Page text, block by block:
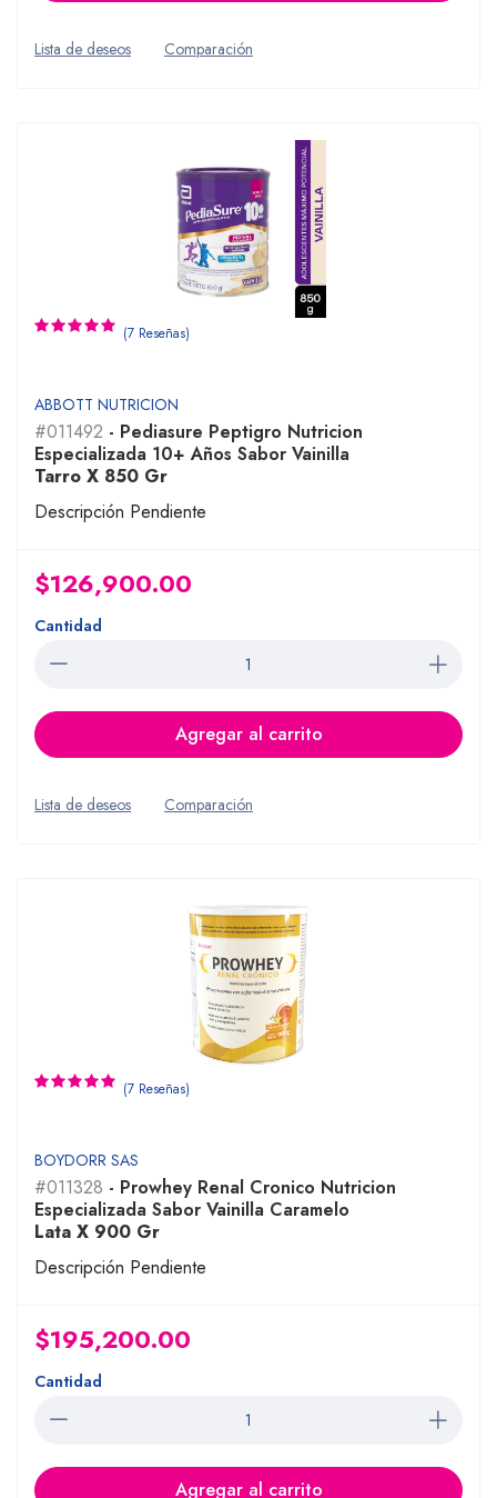
Lista de deseos Comparación
(7 Reseñas)
ABBOTT NUTRICION
#011492 - Pediasure Peptigro Nutricion
Especializada 10+ Años Sabor Vainilla
Tarro X 850 Gr
Descripción Pendiente
$126,900.00
Cantidad
Agregar al carrito
Lista de deseos Comparación
(7 Reseñas)
BOYDORR SAS
#011328 - Prowhey Renal Cronico Nutricion
Especializada Sabor Vainilla Caramelo
Lata X 900 Gr
Descripción Pendiente
$195,200.00
Cantidad
Agregar al carrito